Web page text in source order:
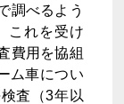
調べるよう
これを受け
費用を協組
ム車につい
査（3年以